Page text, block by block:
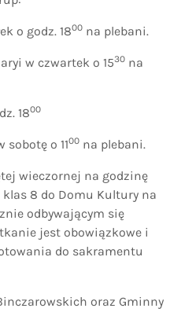
o godz. 1800 na plebani.
w czwartek o 1530 na
1800
sobotę o 1100 na plebani.
wieczornej na godzinę
klas 8 do Domu Kultury na
odbywającym się
jest obowiązkowe i
do sakramentu
oraz Gminny